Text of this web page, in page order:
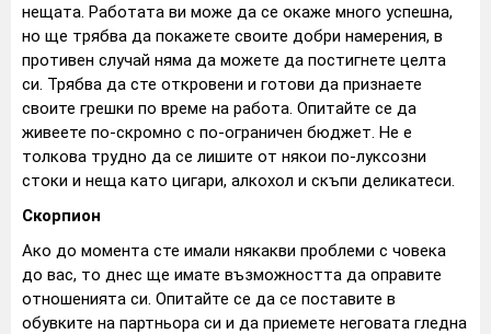
нещата. Работата ви може да се окаже много успешна,
но ще трябва да покажете своите добри намерения, в
противен случай няма да можете да постигнете целта
си. Трябва да сте откровени и готови да признаете
своите грешки по време на работа. Опитайте се да
живеете по-скромно с по-ограничен бюджет. Не е
толкова трудно да се лишите от някои по-луксозни
стоки и неща като цигари, алкохол и скъпи деликатеси.
Скорпион
Ако до момента сте имали някакви проблеми с човека
до вас, то днес ще имате възможността да оправите
отношенията си. Опитайте се да се поставите в
обувките на партньора си и да приемете неговата гледна